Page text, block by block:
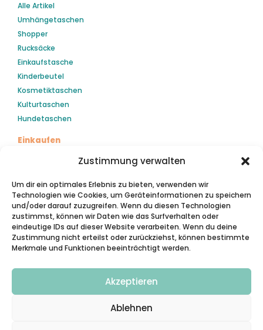
Zustimmung verwalten
Um dir ein optimales Erlebnis zu bieten, verwenden wir
Technologien wie Cookies, um Geräteinformationen zu speichern
und/oder darauf zuzugreifen. Wenn du diesen Technologien
zustimmst, können wir Daten wie das Surfverhalten oder
eindeutige IDs auf dieser Website verarbeiten. Wenn du deine
Zustimmung nicht erteilst oder zurückziehst, können bestimmte
Merkmale und Funktionen beeinträchtigt werden.
Akzeptieren
Ablehnen
Alle Artikel
Umhängetaschen
Shopper
Rucksäcke
Einkaufstasche
Kinderbeutel
Kosmetiktaschen
Kulturtaschen
Hundetaschen
Einkaufen
Warenkorb
Kontakt
Du hast eine Frage? Dein Anliegen wird so schnell wie
möglich beantwortet.
Du kannst deine Einwilligung jederzeit widerrufen, indem du
auf „Cookie-Einstellungen“ im Footer dieser Webseite